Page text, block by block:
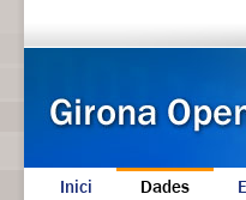
Inici Dades